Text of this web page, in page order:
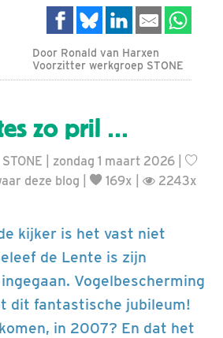
Door Ronald van Harxen
Voorzitter werkgroep STONE
zo pril …
| zondag 1 maart 2026 |
deze blog 169x | 2243x
kijker is het vast niet
de Lente is zijn
Vogelbescherming
dit fantastische jubileum!
in 2007? En dat het